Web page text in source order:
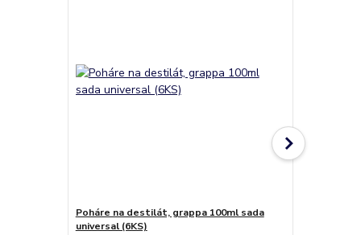
Poháre na destilát, grappa 100ml sada
universal (6KS)